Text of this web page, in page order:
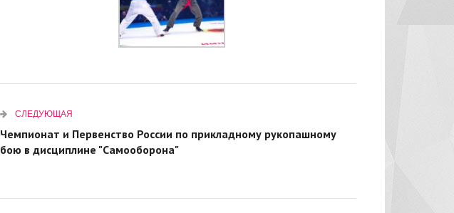
СЛЕДУЮЩАЯ
Чемпионат и Первенство России по прикладному рукопашному
бою в дисциплине "Самооборона"